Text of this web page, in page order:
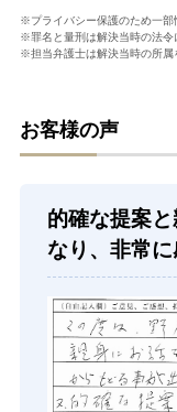
※プライバシー保護のため一部
※罪名と量刑は解決当時の法令
※担当弁護士は解決当時の所属
お客様の声
的確な提案
なり、非常に